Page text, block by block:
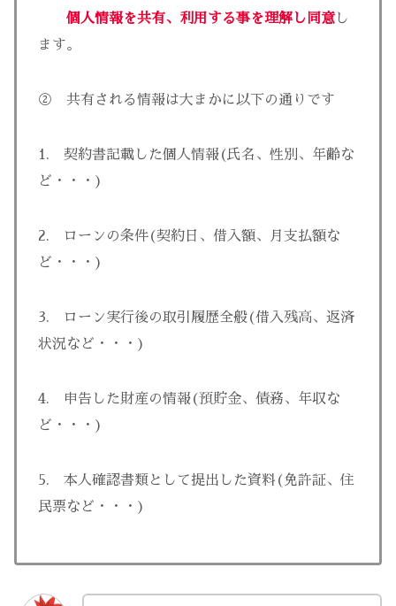
個人情報を共有、利用する事を理解し同意 し
ます。
② 共有される情報は大まかに以下の通りです
1. 契約書記載した個人情報(氏名、性別、年齢な
ど・・・)
2. ローンの条件(契約日、借入額、月支払額な
ど・・・)
3. ローン実行後の取引履歴全般(借入残高、返済
状況など・・・)
4. 申告した財産の情報(預貯金、債務、年収な
ど・・・)
5. 本人確認書類として提出した資料(免許証、住
民票など・・・)